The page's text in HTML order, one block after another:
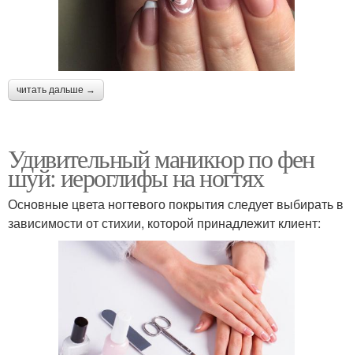
читать дальше →
Удивительный маникюр по фен
шуй: иероглифы на ногтях
Основные цвета ногтевого покрытия следует выбирать в
зависимости от стихии, которой принадлежит клиент: